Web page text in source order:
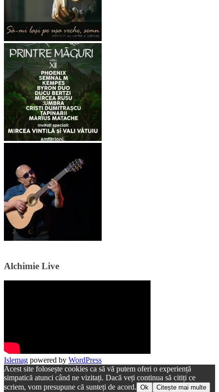
Alchimie Live
Islemag powered by WordPress
Acest site folosește cookies ca să vă putem oferi o experiență
simpatică atunci când ne vizitați. Dacă veți continua să citiți ce
scriem, vom presupune că sunteți de acord. Ok Citește mai multe